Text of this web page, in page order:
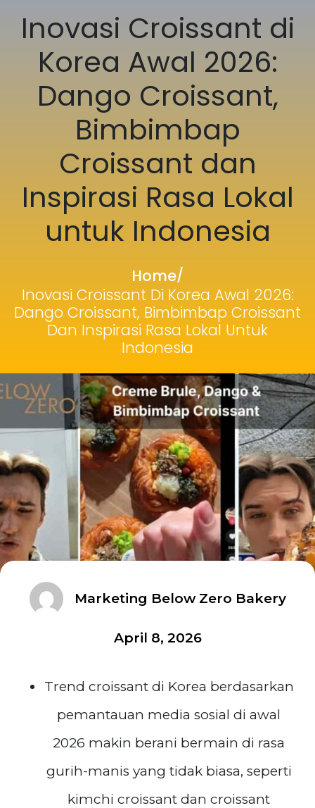
Inovasi Croissant di
Korea Awal 2026:
Dango Croissant,
Bimbimbap
Croissant dan
Inspirasi Rasa Lokal
untuk Indonesia
Home/
Inovasi Croissant Di Korea Awal 2026:
Dango Croissant, Bimbimbap Croissant
Dan Inspirasi Rasa Lokal Untuk
Indonesia
Marketing Below Zero Bakery
April 8, 2026
Trend croissant di Korea berdasarkan
pemantauan media sosial di awal
2026 makin berani bermain di rasa
gurih-manis yang tidak biasa, seperti
kimchi croissant dan croissant